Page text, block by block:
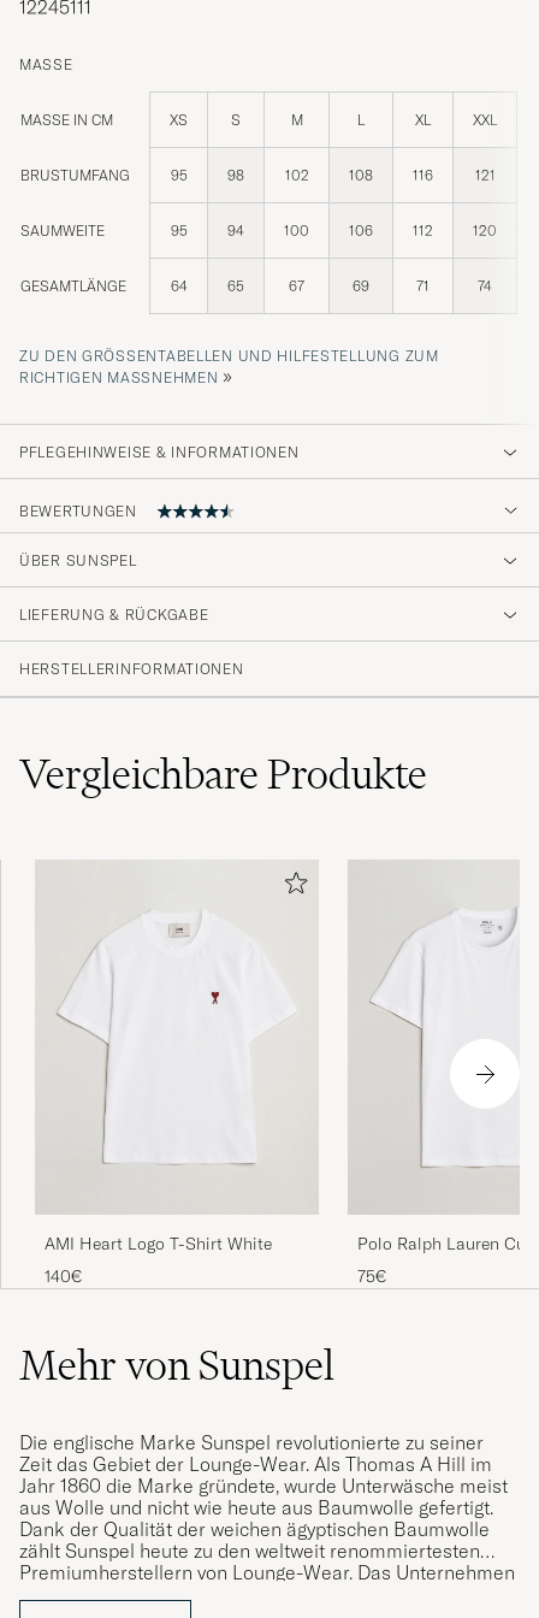
12245111
MASSE
MASSE IN CM XS S M L XL XXL
BRUSTUMFANG 95 98 102 108 116 121
SAUMWEITE 95 94 100 106 112 120
GESAMTLÄNGE 64 65 67 69 71 74
ZU DEN GRÖSSENTABELLEN UND HILFESTELLUNG ZUM R
ICHTIGEN MASSNEHMEN
»
PFLEGEHINWEISE & INFORMATIONEN
BEWERTUNGEN
4.7
(46)
(0)
Rask levering👍
GEKAUFT AM AUF CAREOFCARL.NO
Skøn kvalitet. Min mand er glad :-) Han er 1.97
høj og bruger normalt 3xl. Her er størrelsen
xxl lige tilpas.
BIRGITTE H
shirts.
GEKAUFT AM AUF CAREOFCARL.SE
Perfekt service från COC samt mycket fina
produkter från Sunspel🤩
ANDERS R GEKAUFT AM AUF CAREOFCARL.SE
ÜBER SUNSPEL
LIEFERUNG & RÜCKGABE
HERSTELLERINFORMATIONEN
VergleichbareProdukte
AMI Heart Logo T-Shirt White
140€
Polo Ralph Lauren
Fit Tee White
75€
Mehr von Sunspel
Die englische Marke Sunspel revolutionierte zu seiner
Zeit das Gebiet der Lounge-Wear. Als Thomas A Hill im
Jahr 1860 die Marke gründete, wurde Unterwäsche meist
aus Wolle und nicht wie heute aus Baumwolle gefertigt.
Dank der Qualität der weichen ägyptischen Baumwolle
zählt Sunspel heute zu den weltweit renommiertesten
Premiumherstellern von Lounge-Wear. Das Unternehmen
verfolgt konstant diese Linie und steht für einfachen